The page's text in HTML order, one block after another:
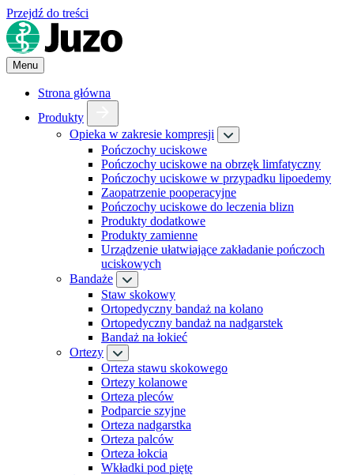
Przejdź do treści
Menu
Strona główna
Produkty
Opieka w zakresie kompresji
Pończochy uciskowe
Pończochy uciskowe na obrzęk limfatyczny
Pończochy uciskowe w przypadku lipoedemy
Zaopatrzenie pooperacyjne
Pończochy uciskowe do leczenia blizn
Produkty dodatkowe
Produkty zamienne
Urządzenie ułatwiające zakładanie pończoch
uciskowych
Bandaże
Staw skokowy
Ortopedyczny bandaż na kolano
Ortopedyczny bandaż na nadgarstek
Bandaż na łokieć
Ortezy
Orteza stawu skokowego
Ortezy kolanowe
Orteza pleców
Podparcie szyjne
Orteza nadgarstka
Orteza palców
Orteza łokcia
Wkładki pod piętę